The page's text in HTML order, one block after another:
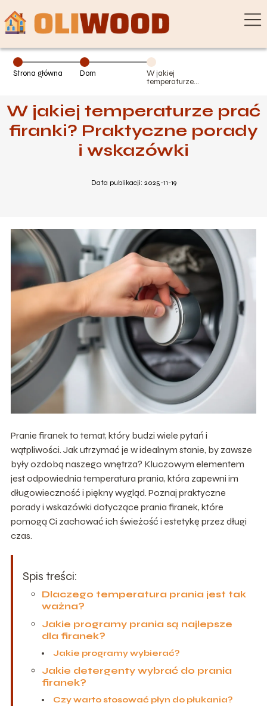
Strona główna Dom
W jakiej
temperaturze
porady i
wskazówki
W jakiej temperaturze prać
firanki? Praktyczne porady
i wskazówki
Data publikacji: 2025-11-19
Pranie firanek to temat, który budzi wiele pytań i
wątpliwości. Jak utrzymać je w idealnym stanie, by zawsze
były ozdobą naszego wnętrza? Kluczowym elementem
jest odpowiednia temperatura prania, która zapewni im
długowieczność i piękny wygląd. Poznaj praktyczne
porady i wskazówki dotyczące prania firanek, które
pomogą Ci zachować ich świeżość i estetykę przez długi
czas.
Spis treści:
Dlaczego temperatura prania jest tak
ważna?
Jakie programy prania są najlepsze
dla firanek?
Jakie programy wybierać?
Jakie detergenty wybrać do prania
firanek?
Czy warto stosować płyn do płukania?